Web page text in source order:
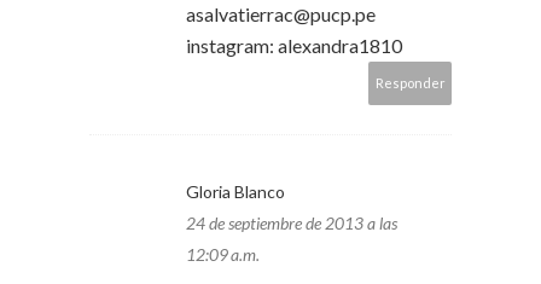
asalvatierrac@pucp.pe
instagram: alexandra1810
Responder
Gloria Blanco
24 de septiembre de 2013 a las
12:09 a.m.